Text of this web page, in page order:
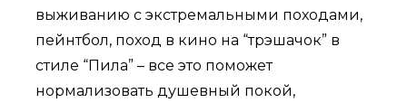
выживанию с экстремальными походами,
пейнтбол, поход в кино на “трэшачок” в
стиле “Пила” – все это поможет
нормализовать душевный покой,